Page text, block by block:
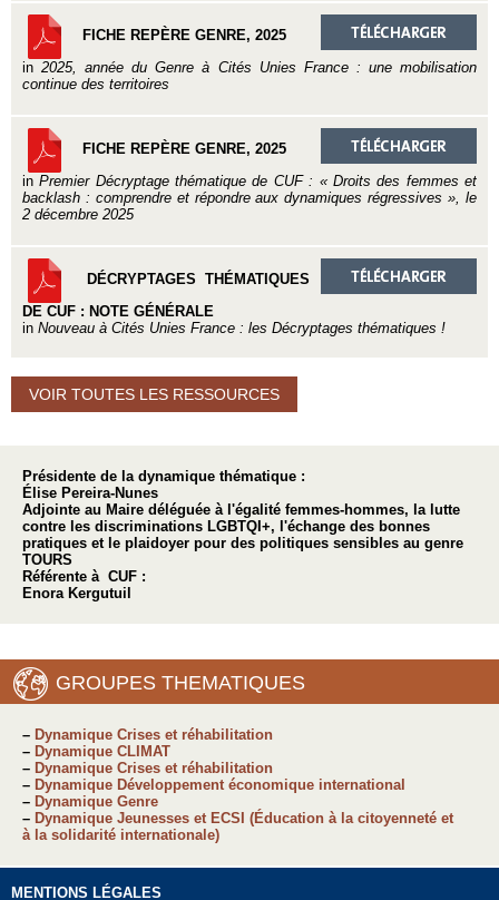
FICHE REPÈRE GENRE, 2025
in2025, année du Genre à Cités Unies France : une mobilisation
continue des territoires
FICHE REPÈRE GENRE, 2025
inPremier Décryptage thématique de CUF : « Droits des femmes et
backlash : comprendre et répondre aux dynamiques régressives », le
2 décembre 2025
DÉCRYPTAGES THÉMATIQUES
DE CUF : NOTE GÉNÉRALE
in Nouveau à Cités Unies France : les Décryptages thématiques !
VOIR TOUTES LES RESSOURCES
Présidente de la dynamique thématique :
Élise Pereira-Nunes
Adjointe au Maire déléguée à l'égalité femmes-hommes, la lutte
contre les discriminations LGBTQI+, l'échange des bonnes
pratiques et le plaidoyer pour des politiques sensibles au genre
TOURS
Référente à CUF :
Enora Kergutuil
GROUPES THEMATIQUES
– Dynamique Crises et réhabilitation
– Dynamique CLIMAT
– Dynamique Crises et réhabilitation
– Dynamique Développement économique international
– Dynamique Genre
– Dynamique Jeunesses et ECSI (Éducation à la citoyenneté et
à la solidarité internationale)
MENTIONS LÉGALES